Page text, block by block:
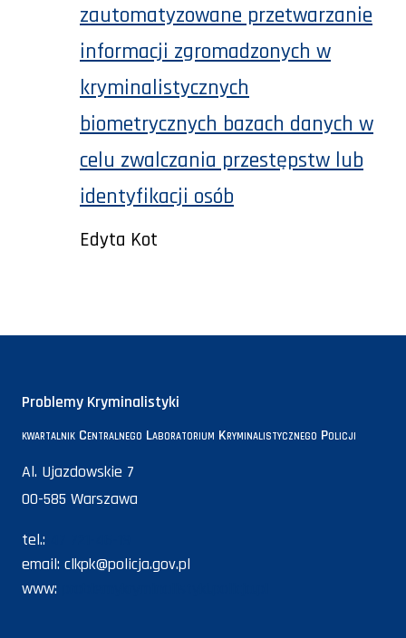
zautomatyzowane przetwarzanie
informacji zgromadzonych w
kryminalistycznych
biometrycznych bazach danych w
celu zwalczania przestępstw lub
identyfikacji osób
Edyta Kot
Problemy Kryminalistyki
kwartalnik Centralnego Laboratorium Kryminalistycznego Policji
Al. Ujazdowskie 7
00-585 Warszawa
tel.:
email: clkpk@policja.gov.pl
www: